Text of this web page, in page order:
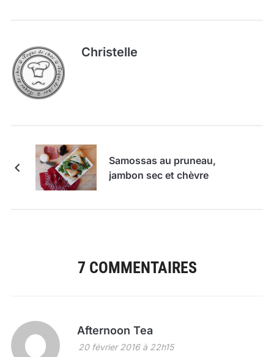
Christelle
Samossas au pruneau,
jambon sec et chèvre
7 COMMENTAIRES
Afternoon Tea
20 février 2016 à 22h15